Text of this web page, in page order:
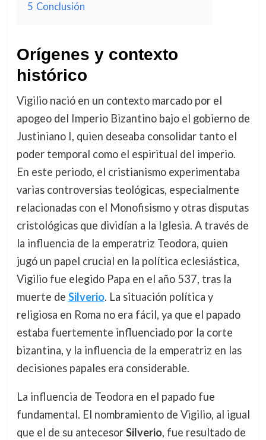
5 Conclusión
Orígenes y contexto
histórico
Vigilio nació en un contexto marcado por el
apogeo del Imperio Bizantino bajo el gobierno de
Justiniano I, quien deseaba consolidar tanto el
poder temporal como el espiritual del imperio.
En este periodo, el cristianismo experimentaba
varias controversias teológicas, especialmente
relacionadas con el Monofisismo y otras disputas
cristológicas que dividían a la Iglesia. A través de
la influencia de la emperatriz Teodora, quien
jugó un papel crucial en la política eclesiástica,
Vigilio fue elegido Papa en el año 537, tras la
muerte de Silverio. La situación política y
religiosa en Roma no era fácil, ya que el papado
estaba fuertemente influenciado por la corte
bizantina, y la influencia de la emperatriz en las
decisiones papales era considerable.
La influencia de Teodora en el papado fue
fundamental. El nombramiento de Vigilio, al igual
que el de su antecesorSilverio, fue resultado de